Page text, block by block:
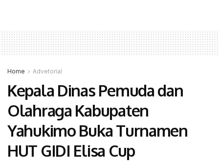
Home Advetorial
Kepala Dinas Pemuda dan
Olahraga Kabupaten
Yahukimo Buka Turnamen
HUT GIDI Elisa Cup